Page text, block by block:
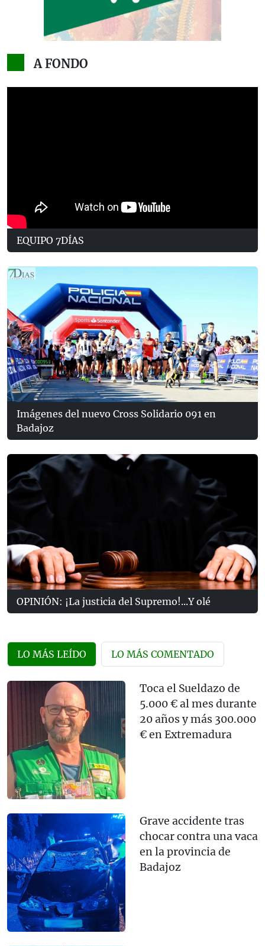
A FONDO
EQUIPO 7DÍAS
Imágenes del nuevo Cross Solidario 091 en
Badajoz
OPINIÓN: ¡La justicia del Supremo!...Y olé
LO MÁS LEÍDO LO MÁS COMENTADO
Toca el Sueldazo de
5.000 € al mes durante
20 años y más 300.000
€ en Extremadura
Grave accidente tras
chocar contra una vaca
en la provincia de
Badajoz